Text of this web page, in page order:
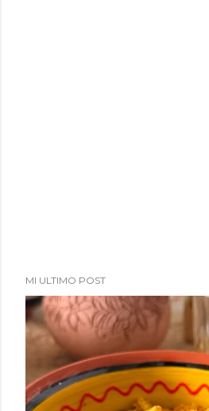
MI ULTIMO POST